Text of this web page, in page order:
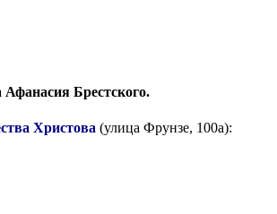
Брестского.
Христова (улица Фрунзе, 100а):